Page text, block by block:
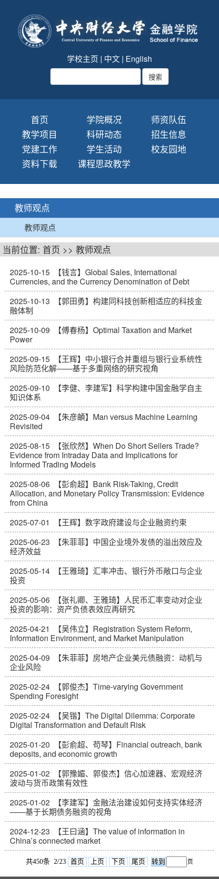
学校主页 | 中文 | English
首页 学院概况
师资队伍
教学项目
科研动态
招生信息
党建工作
学生活动
校友园地
资料下载
课程思政教学
教师观点
教师观点
当前位置: 首页 >> 教师观点
2025-10-15
【钱言】Global Sales, International
Currencies, and the Currency Denomination of Debt
2025-10-13
【郭田勇】构建同科技创新相适应的科技金
融体制
2025-10-09
【傅春杨】Optimal Taxation and Market
Power
2025-09-15
【王辉】中小银行合并重组与银行业系统性
风险防范化解——基于多重网络的研究视角
2025-09-10
【李健、李建军】科学构建中国金融学自主
知识体系
2025-09-04
【朱彦頔】Man versus Machine Learning
Revisited
2025-08-15
【张欣然】When Do Short Sellers Trade?
Evidence from Intraday Data and Implications for
Informed Trading Models
2025-08-06
【彭俞超】Bank Risk-Taking, Credit
Allocation, and Monetary Policy Transmission: Evidence
from China
2025-07-01
【王辉】数字政府建设与企业融资约束
2025-06-23
【朱菲菲】中国企业境外发债的溢出效应及
经济效益
2025-05-14
【王雅琦】汇率冲击、银行外币敞口与企业
投资
2025-05-06
【张礼卿、王雅琦】人民币汇率变动对企业
投资的影响：资产负债表效应再研究
2025-04-21
【吴伟立】Registration System Reform,
Information Environment, and Market Manipulation
2025-04-09
【朱菲菲】房地产企业美元债融资：动机与
企业风险
2025-02-24
【郭俊杰】Time-varying Government
Spending Foresight
2025-02-24
【吴锴】The Digital Dilemma: Corporate
Digital Transformation and Default Risk
2025-01-20
【彭俞超、苟琴】Financial outreach, bank
deposits, and economic growth
2025-01-02
【郭豫媚、郭俊杰】信心加速器、宏观经济
波动与货币政策有效性
2025-01-02
【李建军】金融法治建设如何支持实体经济
——基于长期债务融资的视角
2024-12-23
【王曰涵】The value of information in
China’s connected market
共450条 2/23 首页 上页 下页 尾页 页